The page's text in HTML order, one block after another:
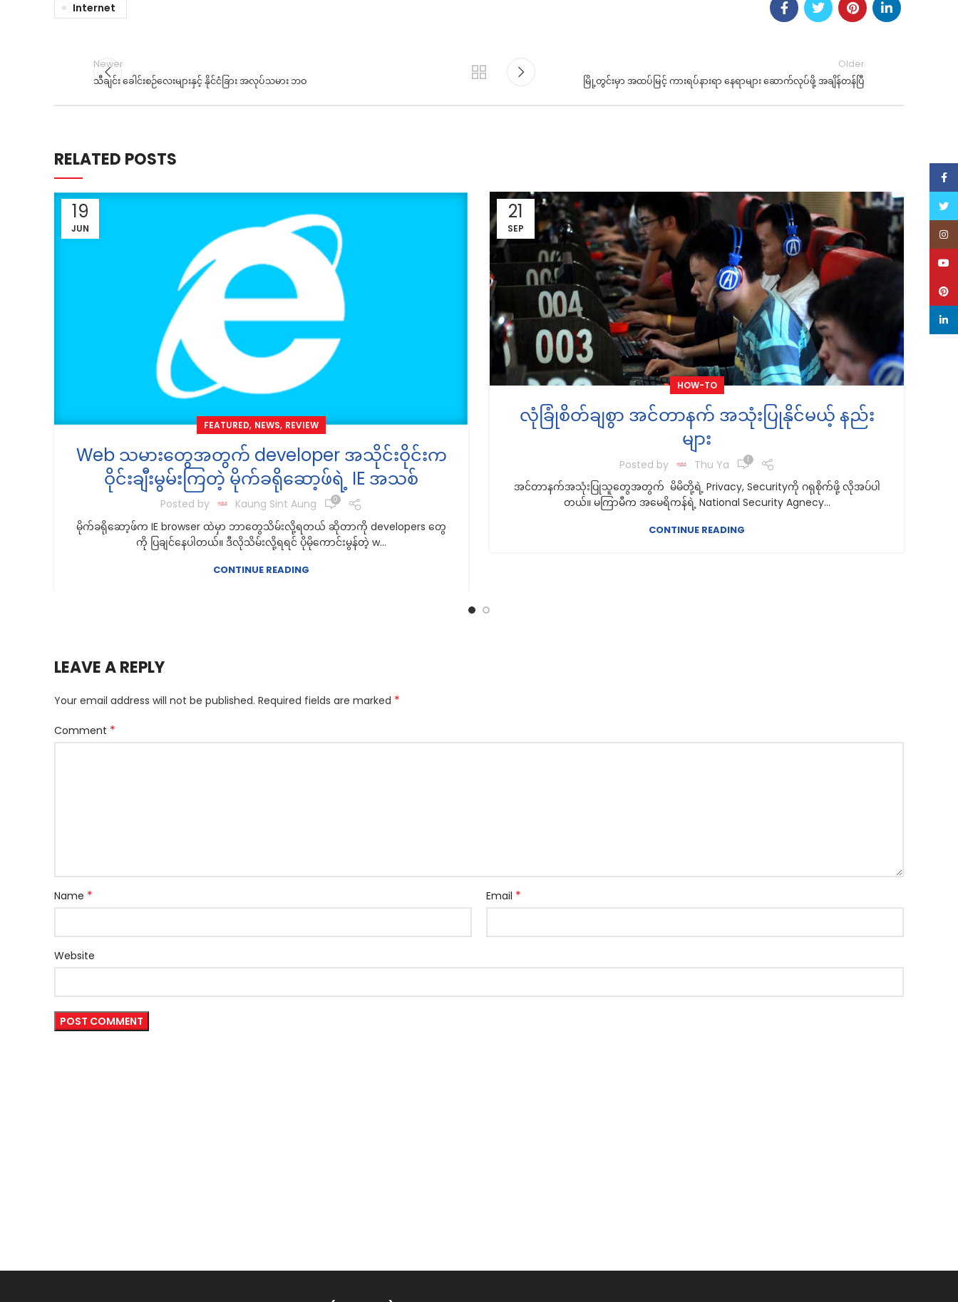
Internet
Newer
သီချင်း ခေါင်းစဉ်လေးများနှင့် နိုင်ငံခြား အလုပ်သမား ဘဝ
Older
မြို့တွင်းမှာ အထပ်မြင့် ကားရပ်နားရာ နေရာများ ဆောက်လုပ်ဖို့ အချိန်တန်ပြီ
RELATED POSTS
19
JUN
FEATURED, NEWS, REVIEW
Web သမားတွေအတွက် developer အသိုင်းဝိုင်းက
ဝိုင်းချီးမွမ်းကြတဲ့ မိုက်ခရိုဆော့ဖ်ရဲ့ IE အသစ်
Posted by Kaung Sint Aung 0
မိုက်ခရိုဆော့ဖ်က IE browser ထဲမှာ ဘာတွေသိမ်းလို့ရတယ် ဆိုတာကို developers တွေ
ကို ပြချင်နေပါတယ်။ ဒီလိုသိမ်းလို့ရရင် ပိုမိုကောင်းမွန်တဲ့ w...
CONTINUE READING
21
SEP
HOW-TO
လုံခြုံစိတ်ချစွာ အင်တာနက် အသုံးပြုနိုင်မယ့် နည်း
များ
Posted by Thu Ya 1
အင်တာနက်အသုံးပြုသူတွေအတွက် မိမိတို့ရဲ့ Privacy, Securityကို ဂရုစိုက်ဖို့ လိုအပ်ပါ
တယ်။ မကြာမီက အမေရိကန်ရဲ့ National Security Agnecy...
CONTINUE READING
11
LEAVE A REPLY
Your email address will not be published. Required fields are marked *
Comment *
Name * Email *
Website